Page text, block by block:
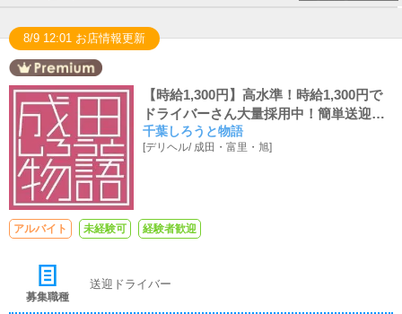
8/9 12:01 お店情報更新
【時給1,300円】高水準！時給1,300円で
ドライバーさん大量採用中！簡単送迎業
務で高収入叶えませんか？WワークOK！
シニアOK！未経験可！年齢不問！
千葉しろうと物語
[デリヘル/ 成田・富里・旭]
アルバイト 未経験可 経験者歓迎
募集職種
送迎ドライバー